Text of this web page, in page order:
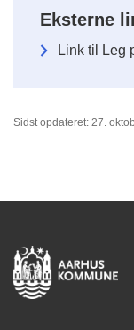
Eksterne
Link til Leg
Sidst opdateret: 27.